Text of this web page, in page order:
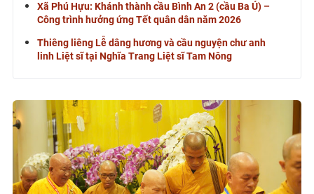
Xã Phú Hựu: Khánh thành cầu Bình An 2 (cầu Ba Ú) –
Công trình hưởng ứng Tết quân dân năm 2026
Thiêng liêng Lễ dâng hương và cầu nguyện chư anh
linh Liệt sĩ tại Nghĩa Trang Liệt sĩ Tam Nông